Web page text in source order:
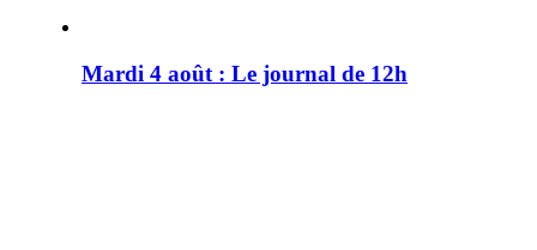
Mardi 4 août : Le journal de 12h